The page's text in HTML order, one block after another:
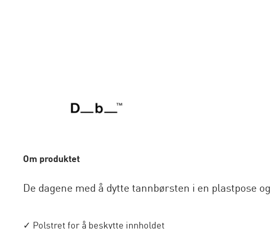
Om produktet
De dagene med å dytte tannbørsten i en plastpose
✓ Polstret for å beskytte innholdet